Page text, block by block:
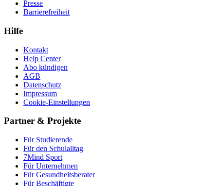
Presse
Barrierefreiheit
Hilfe
Kontakt
Help Center
Abo kündigen
AGB
Datenschutz
Impressum
Cookie-Einstellungen
Partner & Projekte
Für Stu­die­rende
Für den Schulalltag
7Mind Sport
Für Unter­neh­men
Für Gesund­heits­be­ra­ter
Für Beschäftigte